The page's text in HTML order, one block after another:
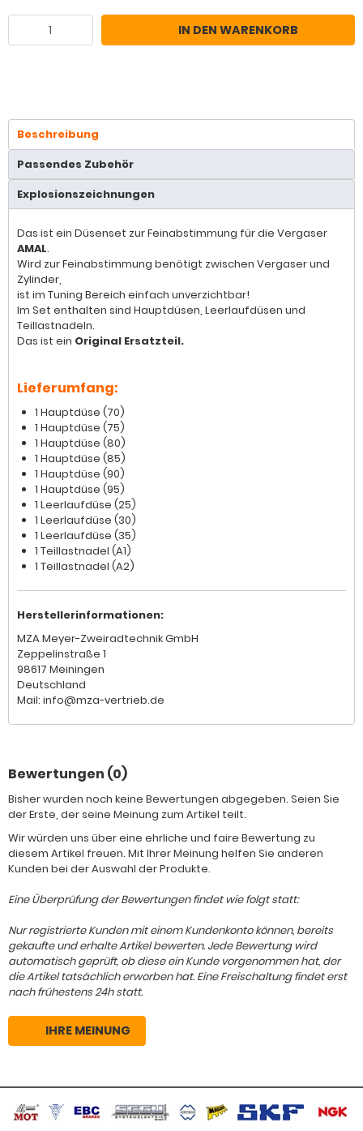
IN DEN WARENKORB
Beschreibung
Passendes Zubehör
Explosionszeichnungen
Das ist ein Düsenset zur Feinabstimmung für die Vergaser
AMAL.
Wird zur Feinabstimmung benötigt zwischen Vergaser und
Zylinder,
ist im Tuning Bereich einfach unverzichtbar!
Im Set enthalten sind Hauptdüsen, Leerlaufdüsen und
Teillastnadeln.
Das ist ein Original Ersatzteil.
Lieferumfang:
1 Hauptdüse (70)
1 Hauptdüse (75)
1 Hauptdüse (80)
1 Hauptdüse (85)
1 Hauptdüse (90)
1 Hauptdüse (95)
1 Leerlaufdüse (25)
1 Leerlaufdüse (30)
1 Leerlaufdüse (35)
1 Teillastnadel (A1)
1 Teillastnadel (A2)
Herstellerinformationen:
MZA Meyer-Zweiradtechnik GmbH
Zeppelinstraße 1
98617 Meiningen
Deutschland
Mail: info@mza-vertrieb.de
Bewertungen (0)
Bisher wurden noch keine Bewertungen abgegeben. Seien Sie
der Erste, der seine Meinung zum Artikel teilt.
Wir würden uns über eine ehrliche und faire Bewertung zu
diesem Artikel freuen. Mit Ihrer Meinung helfen Sie anderen
Kunden bei der Auswahl der Produkte.
Eine Überprüfung der Bewertungen findet wie folgt statt:
Nur registrierte Kunden mit einem Kundenkonto können, bereits
gekaufte und erhalte Artikel bewerten. Jede Bewertung wird
automatisch geprüft, ob diese ein Kunde vorgenommen hat, der
die Artikel tatsächlich erworben hat. Eine Freischaltung findet erst
nach frühestens 24h statt.
IHRE MEINUNG